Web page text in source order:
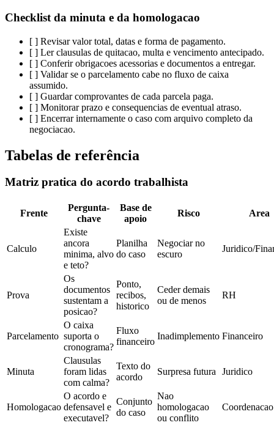
Checklist da minuta e da homologacao
[ ] Revisar valor total, datas e forma de pagamento.
[ ] Ler clausulas de quitacao, multa e vencimento antecipado.
[ ] Conferir obrigacoes acessorias e documentos a entregar.
[ ] Validar se o parcelamento cabe no fluxo de caixa
assumido.
[ ] Guardar comprovantes de cada parcela paga.
[ ] Monitorar prazo e consequencias de eventual atraso.
[ ] Encerrar internamente o caso com arquivo completo da
negociacao.
Tabelas de referência
Matriz pratica do acordo trabalhista
Frente
Pergunta-
chave
Base de
apoio
Risco Area
Calculo
Existe
ancora
minima, alvo
e teto?
Planilha
do caso
Negociar no
escuro
Juridico/
Prova
Os
documentos
sustentam a
posicao?
Ponto,
recibos,
historico
Ceder demais
ou de menos
RH
Parcelamento
O caixa
suporta o
cronograma?
Fluxo
financeiro
Inadimplemento Financeiro
Minuta
Clausulas
foram lidas
com calma?
Texto do
acordo
Surpresa futura Juridico
Homologacao
O acordo e
defensavel e
executavel?
Conjunto
do caso
Nao
homologacao
ou conflito
Coordenacao